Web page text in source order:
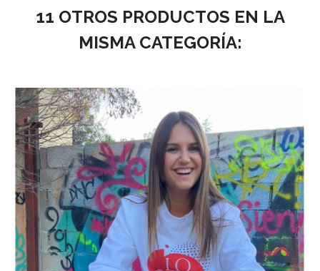
11 OTROS PRODUCTOS EN LA
MISMA CATEGORÍA: